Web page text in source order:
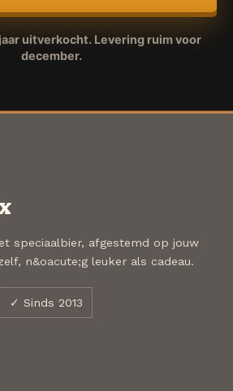
uitverkocht. Levering ruim voor
december.
speciaalbier, afgestemd op jouw
n&oacute;g leuker als cadeau.
✓ Sinds 2013